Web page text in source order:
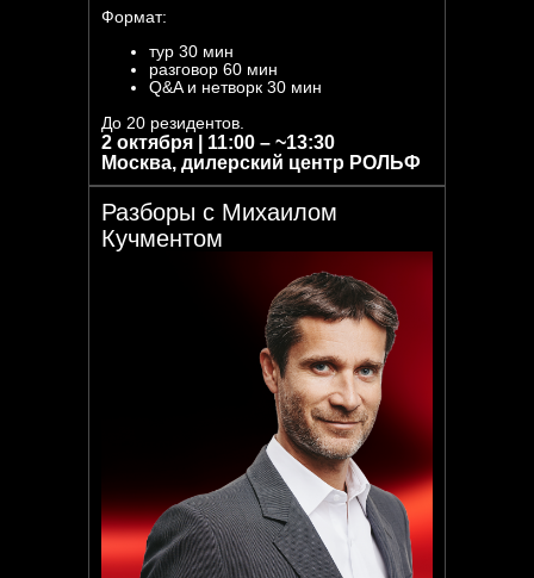
Формат:
тур 30 мин
разговор 60 мин
Q&A и нетворк 30 мин
До 20 резидентов.
2 октября | 11:00 – ~13:30
Москва, дилерский центр РОЛЬФ
Разборы с Михаилом
Кучментом